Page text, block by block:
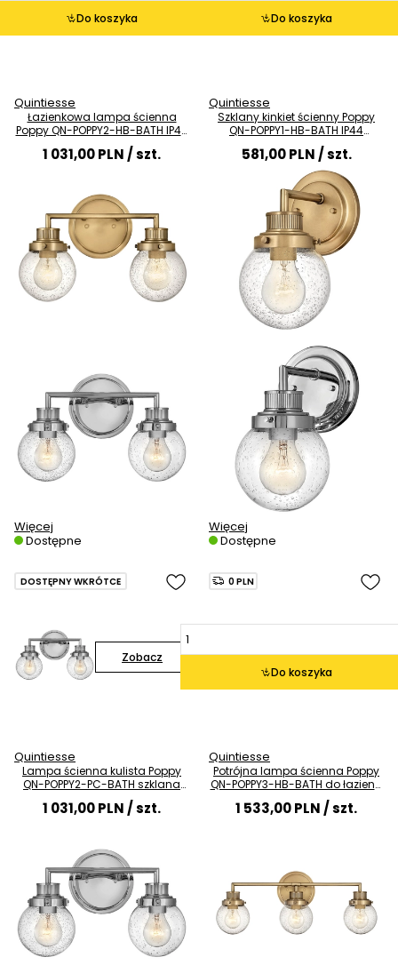
Do koszyka
Quintiesse
Łazienkowa lampa ścienna
Poppy QN-POPPY2-HB-BATH IP44
mosiądz przezroczysty
1 031,00 PLN/ szt.
Więcej
Dostępne
Do koszyka
Quintiesse
Szklany kinkiet ścienny Poppy
QN-POPPY1-HB-BATH IP44
mosiądz przezroczysty
581,00 PLN/ szt.
Więcej
Dostępne
Zobacz
DOSTĘPNY WKRÓTCE
Quintiesse
Lampa ścienna kulista Poppy
QN-POPPY2-PC-BATH szklana
IP44 chrom przezroczysty
1 031,00 PLN/ szt.
Do koszyka
0 PLN
Quintiesse
Potrójna lampa ścienna Poppy
QN-POPPY3-HB-BATH do łazienki
IP44 mosiądz
1 533,00 PLN/ szt.